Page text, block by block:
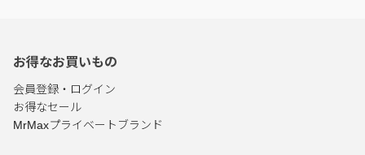
お得なお買いもの
会員登録・ログイン
お得なセール
MrMaxプライベートブランド